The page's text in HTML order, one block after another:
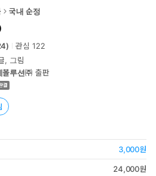
국내 순정
) 관심 122
, 그림
볼루션㈜ 출판
3,000원
24,000원